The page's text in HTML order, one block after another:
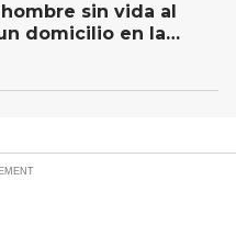
sin vida al
domicilio en la
Rodeo, San Juan del